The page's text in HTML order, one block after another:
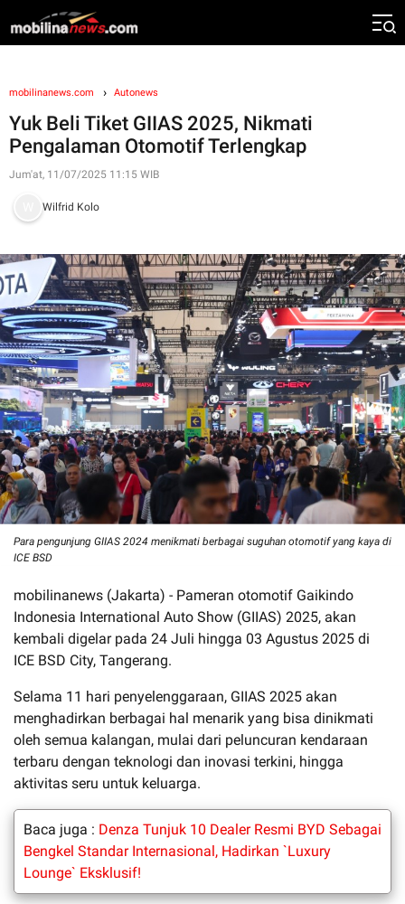
mobilinanews.com Autonews
Yuk Beli Tiket GIIAS 2025, Nikmati
Pengalaman Otomotif Terlengkap
Jum'at, 11/07/2025 11:15 WIB
Wilfrid Kolo
Para pengunjung GIIAS 2024 menikmati berbagai suguhan otomotif yang kaya di
ICE BSD
mobilinanews (Jakarta) - Pameran otomotif Gaikindo
Indonesia International Auto Show (GIIAS) 2025, akan
kembali digelar pada 24 Juli hingga 03 Agustus 2025 di
ICE BSD City, Tangerang.
Selama 11 hari penyelenggaraan, GIIAS 2025 akan
menghadirkan berbagai hal menarik yang bisa dinikmati
oleh semua kalangan, mulai dari peluncuran kendaraan
terbaru dengan teknologi dan inovasi terkini, hingga
aktivitas seru untuk keluarga.
Baca juga : Denza Tunjuk 10 Dealer Resmi BYD Sebagai
Bengkel Standar Internasional, Hadirkan `Luxury
Lounge` Eksklusif!